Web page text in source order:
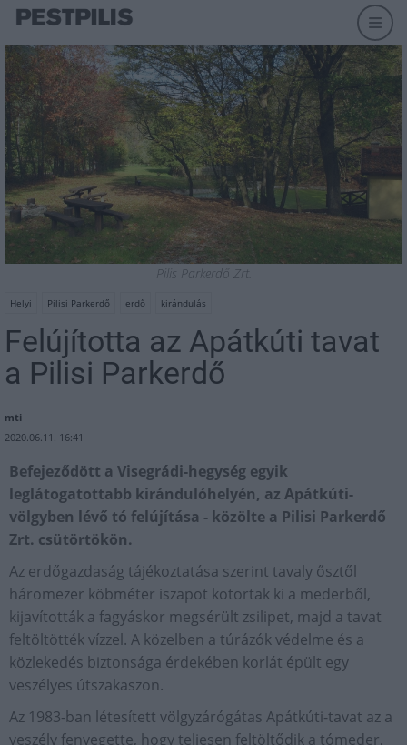
Pilis Parkerdő Zrt.
Helyi Pilisi Parkerdő erdő kirándulás
Felújította az Apátkúti tavat
a Pilisi Parkerdő
mti
2020.06.11. 16:41
Befejeződött a Visegrádi-hegység egyik
leglátogatottabb kirándulóhelyén, az Apátkúti-
völgyben lévő tó felújítása - közölte a Pilisi Parkerdő
Zrt. csütörtökön.
Az erdőgazdaság tájékoztatása szerint tavaly ősztől
háromezer köbméter iszapot kotortak ki a mederből,
kijavították a fagyáskor megsérült zsilipet, majd a tavat
feltöltötték vízzel. A közelben a túrázók védelme és a
közlekedés biztonsága érdekében korlát épült egy
veszélyes útszakaszon.
Az 1983-ban létesített völgyzárógátas Apátkúti-tavat az a
veszély fenyegette, hogy teljesen feltöltődik a tómeder,